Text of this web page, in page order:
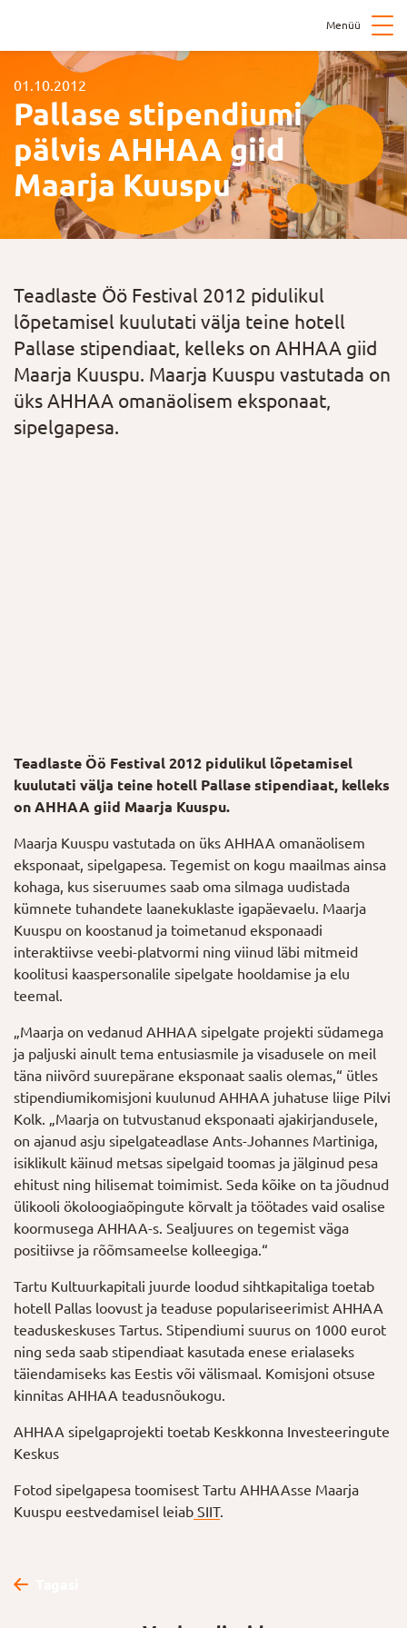
Menüü
01.10.2012
Pallase stipendiumi
pälvis AHHAA giid
Maarja Kuuspu
Teadlaste Öö Festival 2012 pidulikul
lõpetamisel kuulutati välja teine hotell
Pallase stipendiaat, kelleks on AHHAA giid
Maarja Kuuspu. Maarja Kuuspu vastutada on
üks AHHAA omanäolisem eksponaat,
sipelgapesa.
Teadlaste Öö Festival 2012 pidulikul lõpetamisel
kuulutati välja teine hotell Pallase stipendiaat, kelleks
on AHHAA giid Maarja Kuuspu.
Maarja Kuuspu vastutada on üks AHHAA omanäolisem
eksponaat, sipelgapesa. Tegemist on kogu maailmas ainsa
kohaga, kus siseruumes saab oma silmaga uudistada
kümnete tuhandete laanekuklaste igapäevaelu. Maarja
Kuuspu on koostanud ja toimetanud eksponaadi
interaktiivse veebi-platvormi ning viinud läbi mitmeid
koolitusi kaaspersonalile sipelgate hooldamise ja elu
teemal.
„Maarja on vedanud AHHAA sipelgate projekti südamega
ja paljuski ainult tema entusiasmile ja visadusele on meil
täna niivõrd suurepärane eksponaat saalis olemas,“ ütles
stipendiumikomisjoni kuulunud AHHAA juhatuse liige Pilvi
Kolk. „Maarja on tutvustanud eksponaati ajakirjandusele,
on ajanud asju sipelgateadlase Ants-Johannes Martiniga,
isiklikult käinud metsas sipelgaid toomas ja jälginud pesa
ehitust ning hilisemat toimimist. Seda kõike on ta jõudnud
ülikooli ökoloogiaõpingute kõrvalt ja töötades vaid osalise
koormusega AHHAA-s. Sealjuures on tegemist väga
positiivse ja rõõmsameelse kolleegiga.“
Tartu Kultuurkapitali juurde loodud sihtkapitaliga toetab
hotell Pallas loovust ja teaduse populariseerimist AHHAA
teaduskeskuses Tartus. Stipendiumi suurus on 1000 eurot
ning seda saab stipendiaat kasutada enese erialaseks
täiendamiseks kas Eestis või välismaal. Komisjoni otsuse
kinnitas AHHAA teadusnõukogu.
AHHAA sipelgaprojekti toetab Keskkonna Investeeringute
Keskus
Fotod sipelgapesa toomisest Tartu AHHAAsse Maarja
Kuuspu eestvedamisel leiab SIIT.